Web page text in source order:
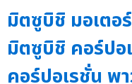
มิตซูบิชิ มอเตอ
มิตซูบิชิ คอร์ปอ
คอร์ปอเรชั่น พ